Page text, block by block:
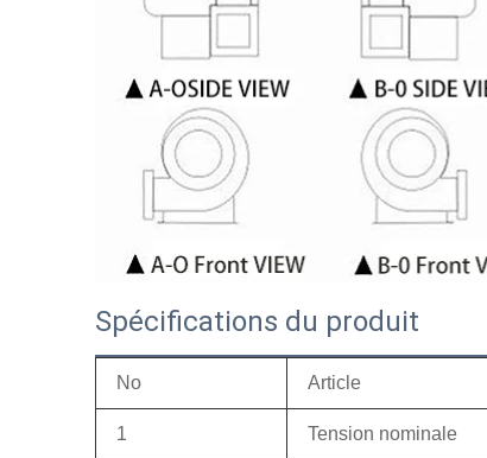
Spécifications du produit
No Article
1 Tension nominale